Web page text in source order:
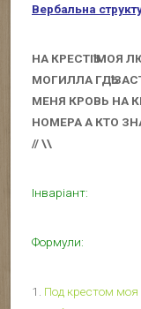
Вербальна
НА КРЕСТІҌ МОЯ
МОГИЛЛА ГДҌ
МЕНЯ КРОВЬ НА
НОМЕРА А КТО
// \\
Інваріант:
Формули:
1. Под крестом